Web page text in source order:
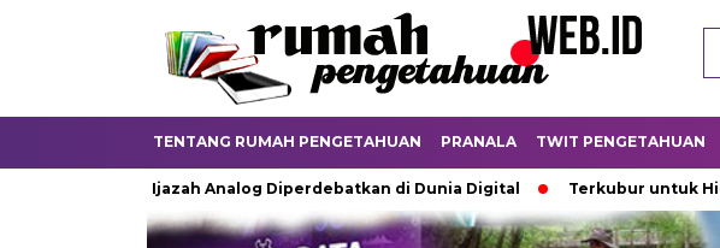
TENTANG RUMAH PENGETAHUAN PRANALA TWIT PENGETAHUAN
Ketika Ijazah Analog Diperdebatkan di Dunia Digital Terkubur untuk Hidup